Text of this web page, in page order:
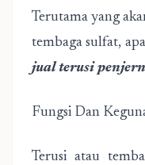
Terutama yang
tembaga sulfat,
jual terusi
Fungsi Dan
Terusi atau